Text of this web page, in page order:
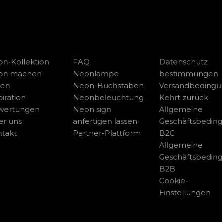
Kollektion
machen
uns
FAQ
Neonlampe
Neon-Buchstaben
Neonbeleuchtung
Neon sign
anfertigen lassen
Partner-Plattform
Datenschutz
bestimmungen
Kehrt zurück
Allgemeine
B2C
Allgemeine
B2B
Cookie-
Einstellungen